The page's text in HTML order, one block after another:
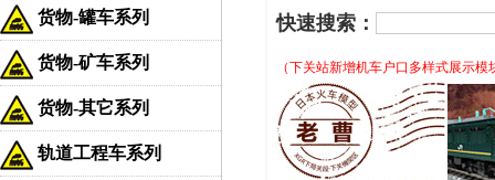
货物-罐车系列
货物-矿车系列
货物-其它系列
轨道工程车系列
快速搜索：
（下关站新增机车户口多样式展示